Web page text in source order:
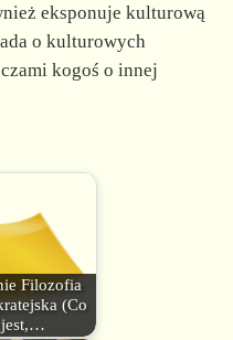
eksponuje kulturową
o kulturowych
kogoś o innej
Filozofia
(Co